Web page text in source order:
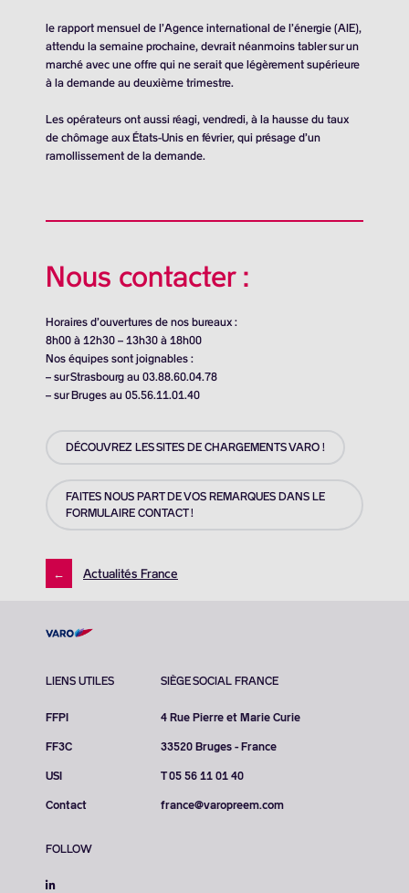
le rapport mensuel de l’Agence international de l’énergie (AIE),
attendu la semaine prochaine, devrait néanmoins tabler sur un
marché avec une offre qui ne serait que légèrement supérieure
à la demande au deuxième trimestre.
Les opérateurs ont aussi réagi, vendredi, à la hausse du taux
de chômage aux États-Unis en février, qui présage d’un
ramollissement de la demande.
Nous contacter :
Horaires d’ouvertures de nos bureaux :
8h00 à 12h30 – 13h30 à 18h00
Nos équipes sont joignables :
– sur Strasbourg au 03.88.60.04.78
– sur Bruges au 05.56.11.01.40
DÉCOUVREZ LES SITES DE CHARGEMENTS VARO !
FAITES NOUS PART DE VOS REMARQUES DANS LE
FORMULAIRE CONTACT !
← Actualités France
LIENS UTILES
FFPI
FF3C
USI
Contact
SIÈGE SOCIAL FRANCE
4 Rue Pierre et Marie Curie
33520 Bruges - France
T 05 56 11 01 40
france@varopreem.com
FOLLOW